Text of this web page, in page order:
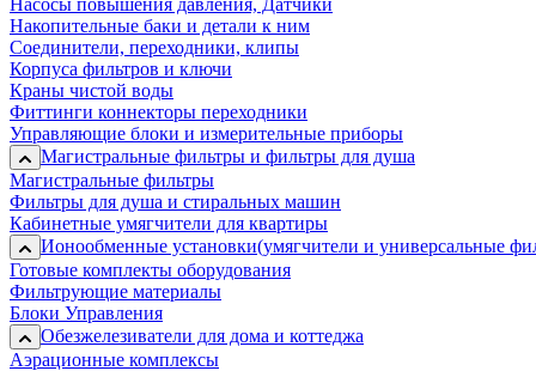
Накопительные баки и детали к ним
Соединители, переходники, клипы
Корпуса фильтров и ключи
Краны чистой воды
Фиттинги коннекторы переходники
Управляющие блоки и измерительные приборы
Магистральные фильтры и фильтры для душа
Магистральные фильтры
Фильтры для душа и стиральных машин
Кабинетные умягчители для квартиры
Ионообменные установки(умягчители и универсальные
Готовые комплекты оборудования
Фильтрующие материалы
Блоки Управления
Обезжелезиватели для дома и коттеджа
Аэрационные комплексы